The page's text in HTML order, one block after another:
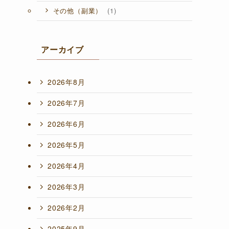
その他（副業） (1)
アーカイブ
2026年8月
2026年7月
2026年6月
2026年5月
2026年4月
2026年3月
2026年2月